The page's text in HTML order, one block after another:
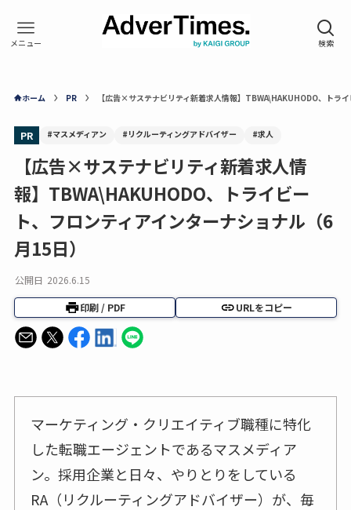
ホーム PR 【広告×サステナビリティ新着求人情報】TBWA\HAKUHODO、トラ
PR #マスメディアン #リクルーティングアドバイザー #求人
【広告×サステナビリティ新着求人情
報】TBWA\HAKUHODO、トライビー
ト、フロンティアインターナショナル（6
月15日）
公開日 2026.6.15
印刷 / PDF URLをコピー
マーケティング・クリエイティブ職種に特化
した転職エージェントであるマスメディア
ン。採用企業と日々、やりとりをしている
RA（リクルーティングアドバイザー）が、毎